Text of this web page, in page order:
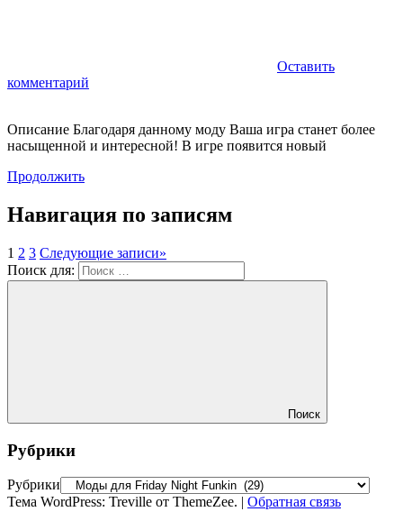
Оставить
комментарий
Описание Благодаря данному моду Ваша игра станет более
насыщенной и интересной! В игре появится новый
Продолжить
Навигация по записям
1 2 3 Следующие записи»
Поиск для:
Поиск
Рубрики
Рубрики
Тема WordPress: Treville от ThemeZee. | Обратная связь